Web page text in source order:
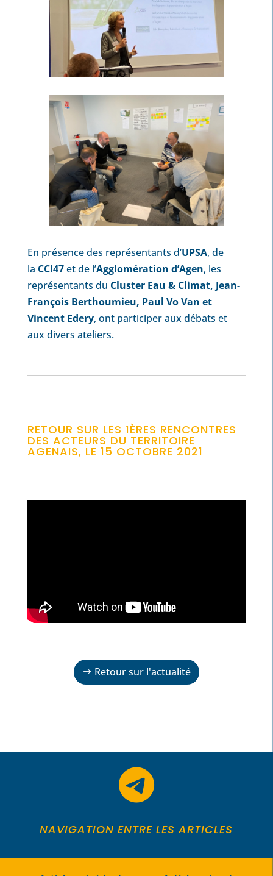
En présence des représentants d’UPSA, de
la CCI47et de l’Agglomération d’Agen, les
représentants du Cluster Eau & Climat, Jean-
François Berthoumieu, Paul Vo Van et
Vincent Edery, ont participer aux débats et
aux divers ateliers.
RETOUR SUR LES 1ÈRES RENCONTRES
DES ACTEURS DU TERRITOIRE
AGENAIS, LE 15 OCTOBRE 2021
Retour sur l'actualité

NAVIGATION ENTRE LES ARTICLES